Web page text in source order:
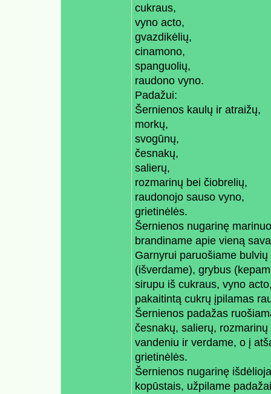
cukraus,
vyno acto,
gvazdikėlių,
cinamono,
spanguolių,
raudono vyno.
Padažui:
Šernienos kaulų ir atraižų,
morkų,
svogūnų,
česnakų,
salierų,
rozmarinų bei čiobrelių,
raudonojo sauso vyno,
grietinėlės.
Šernienos nugarinę
brandiname apie vieną
Garnyrui paruošiame
(išverdame), grybus
sirupu iš cukraus, vyno
pakaitintą cukrų įpilamas
Šernienos padažas
česnakų, salierų, rozmarinų
vandeniu ir verdame, o į
grietinėlės.
Šernienos nugarinę
kopūstais, užpilame